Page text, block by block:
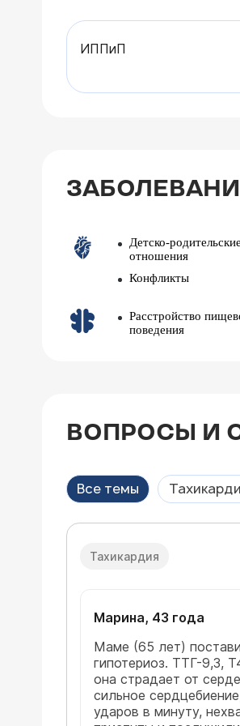
ИППиП
Детско-родительские
отношения
Конфликты
Расстройство
поведения
ВОПРОСЫ И
Все темы
Тахикардия
Марина, 43 года
Маме (65 лет)
гипотериоз. ТТГ-9,3,
она страдает от
сильное
ударов в минуту,